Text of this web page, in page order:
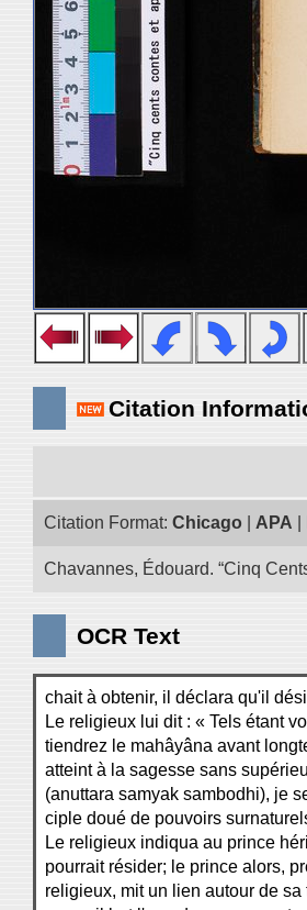
Citation
Citation Format: Chicago APA
Chavannes, Édouard. “Cinq
OCR Text
chait à obtenir, il déclara qu'il
Le religieux lui dit : « Tels étant
tiendrez le mahâyâna avant
atteint à la sagesse sans
(anuttara samyak sambodhi), je
ciple doué de pouvoirs
Le religieux indiqua au prince
pourrait résider; le prince alors,
religieux, mit un lien autour de sa